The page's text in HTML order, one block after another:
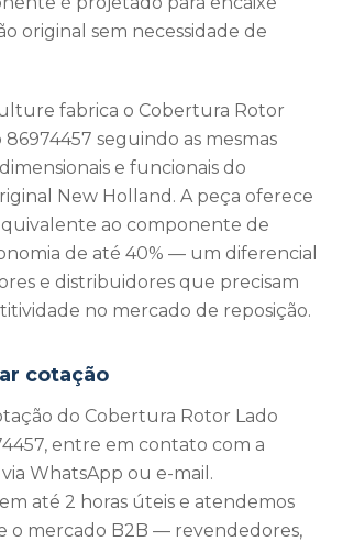
original sem necessidade de
fabrica o Cobertura Rotor
seguindo as mesmas
e funcionais do
New Holland. A peça oferece
ao componente de
de até 40% — um diferencial
e distribuidores que precisam
no mercado de reposição.
cotação
do Cobertura Rotor Lado
entre em contato com a
WhatsApp ou e-mail.
até 2 horas úteis e atendemos
o mercado B2B — revendedores,